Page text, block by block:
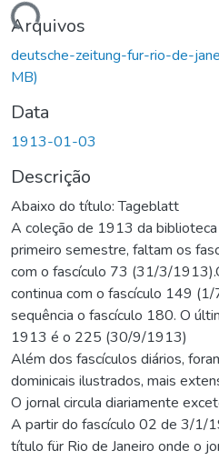
Arquivos
deutsche-zeitung-fur-rio-de-
MB)
Data
1913-01-03
Descrição
Abaixo do título: Tageblatt
A coleção de 1913 da
primeiro semestre, faltam os
com o fascículo 73 (31/3/
continua com o fascículo 149
sequência o fascículo 180. O
1913 é o 225 (30/9/1913)
Além dos fascículos diários,
dominicais ilustrados, mais
O jornal circula diariamente
A partir do fascículo 02 de 3/1/
título für Rio de Janeiro onde o